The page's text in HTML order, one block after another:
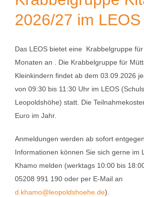
2026/27 im LEOS
Das LEOS bietet eine Krabbelgruppe
Monaten an . Die Krabbelgruppe für
Kleinkindern findet ab dem 03.09.2026
von 09:30 bis 11:30 Uhr im LEOS
Leopoldshöhe) statt. Die
Euro im Jahr.
Anmeldungen werden ab sofort
Informationen können Sie sich gerne im
Khamo melden (werktags 10:00 bis
05208 991 190 oder per E-Mail an
d.khamo@leopoldshoehe.de).